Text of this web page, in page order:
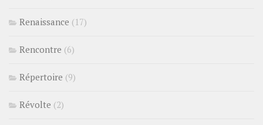
Renaissance (17)
Rencontre (6)
Répertoire (9)
Révolte (2)